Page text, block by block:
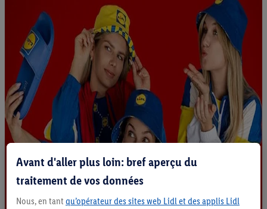
Avant d'aller plus loin: bref aperçu du
traitement de vos données
Nous, en tant qu’opérateur des sites web Lidl et des applis Lidl